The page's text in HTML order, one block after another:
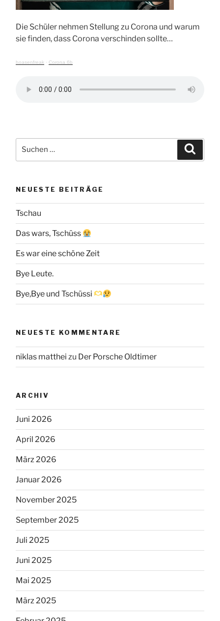
Die Schüler nehmen Stellung zu Corona und warum
sie finden, dass Corona verschinden sollte…
hoasenfreak · Corona 6b
nach:
NEUESTE BEITRÄGE
Tschau
Das wars, Tschüss
Es war eine schöne Zeit
Bye Leute.
Bye,Bye und Tschüssi
NEUESTE KOMMENTARE
niklas matthei zu Der Porsche Oldtimer
ARCHIV
Juni 2026
April 2026
März 2026
Januar 2026
November 2025
September 2025
Juli 2025
Juni 2025
Mai 2025
März 2025